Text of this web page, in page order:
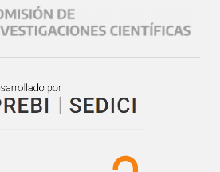
a los sitios muestreados como
organismos (algas y musgos) y el
morfológicas externas a
histológicos de talo y de
se realizaron las pruebas con
analisis estadisticos y